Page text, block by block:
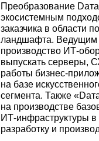
Преобразование
экосистемным
заказчика в области
ландшафта. Ведущим
производство ИТ-
выпускать серверы,
работы бизнес-
на базе
сегмента. Также
на производстве
ИТ-инфраструктуры
разработку и